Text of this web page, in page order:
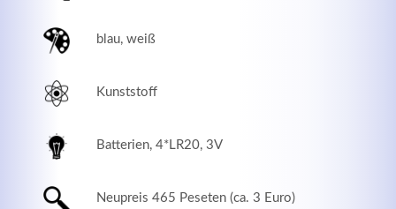
blau, weiß
Kunststoff
Batterien, 4*LR20, 3V
Neupreis 465 Peseten (ca. 3 Euro)
Lorem ipsum dolor sit amet, consectetuer adipiscing
MEHR INFOS